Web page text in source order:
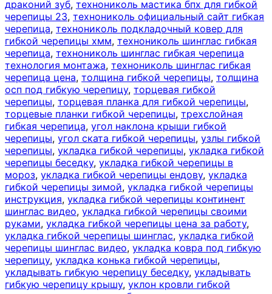
драконий зуб, технониколь мастика бпх для гибкой
черепицы 23, технониколь официальный сайт гибкая
черепица, технониколь подкладочный ковер для
гибкой черепицы хмм, технониколь шинглас гибкая
черепица, технониколь шинглас гибкая черепица
технология монтажа, технониколь шинглас гибкая
черепица цена, толщина гибкой черепицы, толщина
осп под гибкую черепицу, торцевая гибкой
черепицы, торцевая планка для гибкой черепицы,
торцевые планки гибкой черепицы, трехслойная
гибкая черепица, угол наклона крыши гибкой
черепицы, угол ската гибкой черепицы, узлы гибкой
черепицы, укладка гибкой черепицы, укладка гибкой
черепицы беседку, укладка гибкой черепицы в
мороз, укладка гибкой черепицы ендову, укладка
гибкой черепицы зимой, укладка гибкой черепицы
инструкция, укладка гибкой черепицы континент
шинглас видео, укладка гибкой черепицы своими
руками, укладка гибкой черепицы цена за работу,
укладка гибкой черепицы шинглас, укладка гибкой
черепицы шинглас видео, укладка ковра под гибкую
черепицу, укладка конька гибкой черепицы,
укладывать гибкую черепицу беседку, укладывать
гибкую черепицу крышу, уклон кровли гибкой